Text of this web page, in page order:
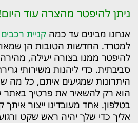
ניתן להיפטר מהצרה עוד
אנחנו מבינים עד כמה קניית
למטרד. החדשות הטובות הן
להיפטר ממנו בצורה יעילה,
סביבתית. כדי ליהנות משירותי
היתרונות שמגיעים איתם, כל מה
הוא רק להשאיר את פרטיך באתר
בטלפון. אחד מעובדינו ייצור
אליך כדי שלך יהיה ראש שקט